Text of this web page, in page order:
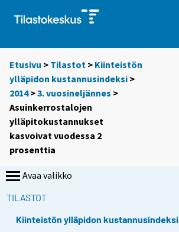
Etusivu > Tilastot > Kiinteistön
ylläpidon kustannusindeksi >
2014>3. vuosineljännes >
Asuinkerrostalojen
ylläpitokustannukset
kasvoivat vuodessa 2
prosenttia
Avaa valikko
TILASTOT
Kiinteistön ylläpidon kustannusindeksi